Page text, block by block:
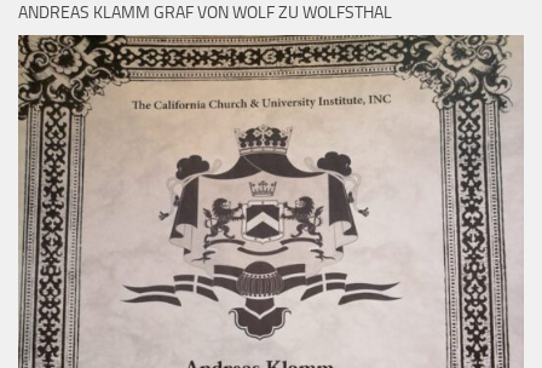
ANDREAS KLAMM GRAF VON WOLF ZU WOLFSTHAL